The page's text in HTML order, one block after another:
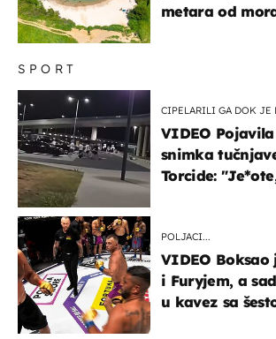
SPORT
CIPELARILI GA DOK JE
VIDEO
snimka
Torcide:
POLJACI...
VIDEO Boksao
i Furyjem, a
u kavez sa
metara od